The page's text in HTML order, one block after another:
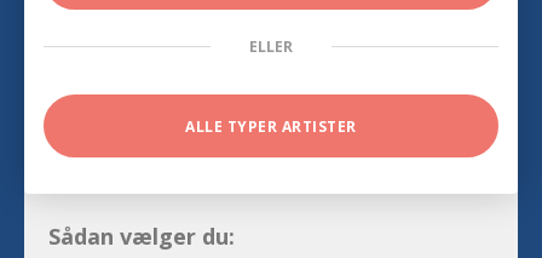
ELLER
ALLE TYPER ARTISTER
Sådan vælger du: